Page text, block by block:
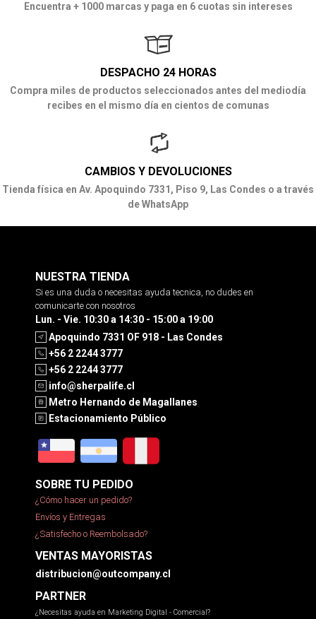
Encuentra + 1000 marcas y paga en 6 cuotas sin intereses
DESPACHO 24 HORAS
Compra miles de productos seleccionados antes del mediodía
recibes en el mismo día en cientos de comunas
CAMBIOS Y DEVOLUCIONES
Tienda física en Av. Apoquindo 7331, Piso 9, Las Condes o a través
de WhatsApp
NUESTRA TIENDA
Si es una duda o necesitas ayuda tecnica, no dudes en
comunicarte con nosotros
Lun. - Vie. 10:30 a 14:30 - 15:00 a 19:00
Apoquindo 7331 OF 918 - Las Condes
+56 2 2244 3777
+56 2 2244 3777
info@sherpalife.cl
Metro Hernando de Magallanes
Estacionamiento Público
SOBRE TU PEDIDO
¿Cómo hacer un pedido?
Envíos y Entregas
¿Satisfecho o Reembolsado?
VENTAS MAYORISTAS
distribucion@outcompany.cl
PARTNER
¿Necesitas ayuda en Marketing Digital - Comercial?